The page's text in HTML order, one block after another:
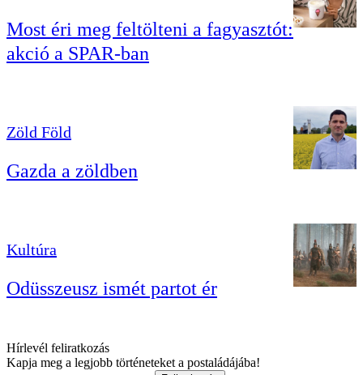
Most éri meg feltölteni a fagyasztót:
akció a SPAR-ban
Zöld Föld
Gazda a zöldben
Kultúra
Odüsszeusz ismét partot ér
Hírlevél feliratkozás
Kapja meg a legjobb történeteket a postaládájába!